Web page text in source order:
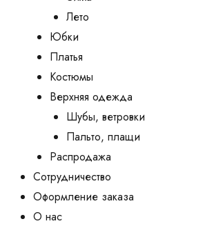
Лето
Юбки
Платья
Костюмы
Верхняя одежда
Шубы, ветровки
Пальто, плащи
Распродажа
Сотрудничество
Оформление заказа
О нас